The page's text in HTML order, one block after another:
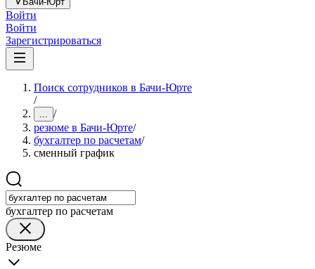
Войти
Войти
Зарегистрироваться
Поиск сотрудников в Бачи-Юрте
/
... /
резюме в Бачи-Юрте/
бухгалтер по расчетам/
сменный график
бухгалтер по расчетам
Резюме